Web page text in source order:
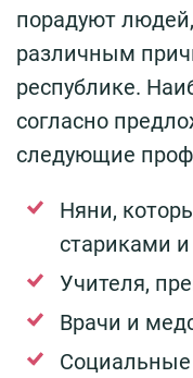
порадуют
различным
республике.
согласно
следующие
Няни,
стариками
Учителя,
Врачи и
Социальные